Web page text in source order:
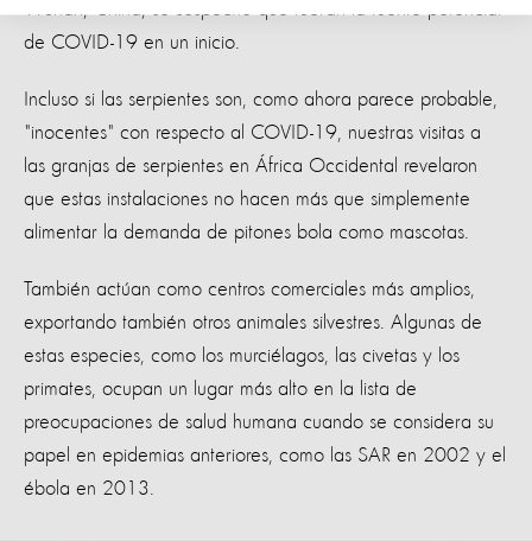
Wuhan, China, se sospechó que fueran la fuente potencial
de COVID-19 en un inicio.
Incluso si las serpientes son, como ahora parece probable,
"inocentes" con respecto al COVID-19, nuestras visitas a
las granjas de serpientes en África Occidental revelaron
que estas instalaciones no hacen más que simplemente
alimentar la demanda de pitones bola como mascotas.
También actúan como centros comerciales más amplios,
exportando también otros animales silvestres. Algunas de
estas especies, como los murciélagos, las civetas y los
primates, ocupan un lugar más alto en la lista de
preocupaciones de salud humana cuando se considera su
papel en epidemias anteriores, como las SAR en 2002 y el
ébola en 2013.